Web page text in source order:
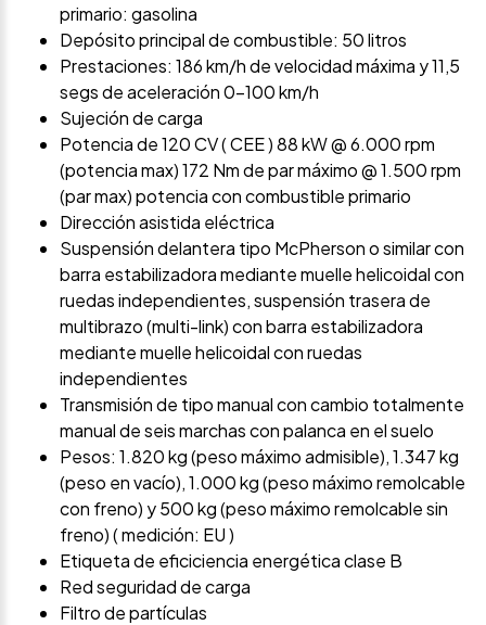
primario: gasolina
Depósito principal de combustible: 50 litros
Prestaciones: 186 km/h de velocidad máxima y 11,5
segs de aceleración 0-100 km/h
Sujeción de carga
Potencia de 120 CV ( CEE ) 88 kW @ 6.000 rpm
(potencia max) 172 Nm de par máximo @ 1.500 rpm
(par max) potencia con combustible primario
Dirección asistida eléctrica
Suspensión delantera tipo McPherson o similar con
barra estabilizadora mediante muelle helicoidal con
ruedas independientes, suspensión trasera de
multibrazo (multi-link) con barra estabilizadora
mediante muelle helicoidal con ruedas
independientes
Transmisión de tipo manual con cambio totalmente
manual de seis marchas con palanca en el suelo
Pesos: 1.820 kg (peso máximo admisible), 1.347 kg
(peso en vacío), 1.000 kg (peso máximo remolcable
con freno) y 500 kg (peso máximo remolcable sin
freno) ( medición: EU )
Etiqueta de eficiciencia energética clase B
Red seguridad de carga
Filtro de partículas